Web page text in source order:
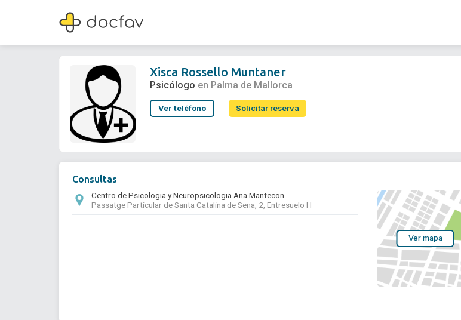
Xisca Rossello Muntaner
Psicólogo
Xisca Rossello Muntaner
Psicólogo en Palma de Mallorca
Ver teléfono Solicitar reserva
Consultas
Centro de Psicologia y Neuropsicologia Ana Mantecon
Passatge Particular de Santa Catalina de Sena, 2, Entresuelo H
Ver mapa